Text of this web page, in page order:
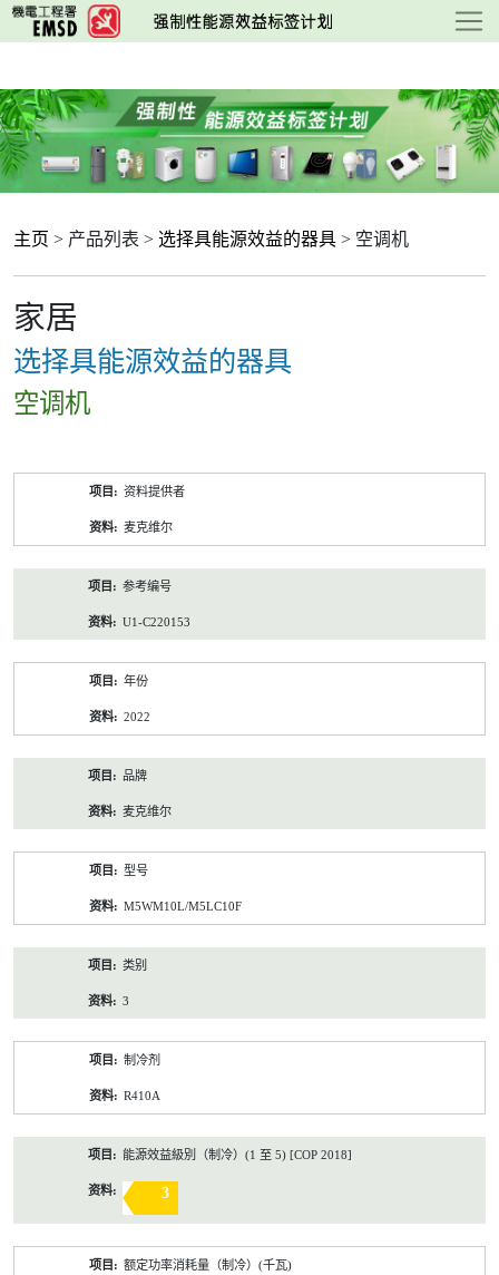
跳
至
要
内
容
主页 > 产品列表 > 选择具能源效益的器具 > 空调机
家居
选择具能源效益的器具
空调机
资料提供者
麦克维尔
参考编号
U1-C220153
年份
2022
品牌
麦克维尔
型号
M5WM10L/M5LC10F
类别
3
制冷剂
R410A
能源效益級別（制冷）(1 至 5) [COP 2018]
3
额定功率消耗量（制冷）(千瓦)